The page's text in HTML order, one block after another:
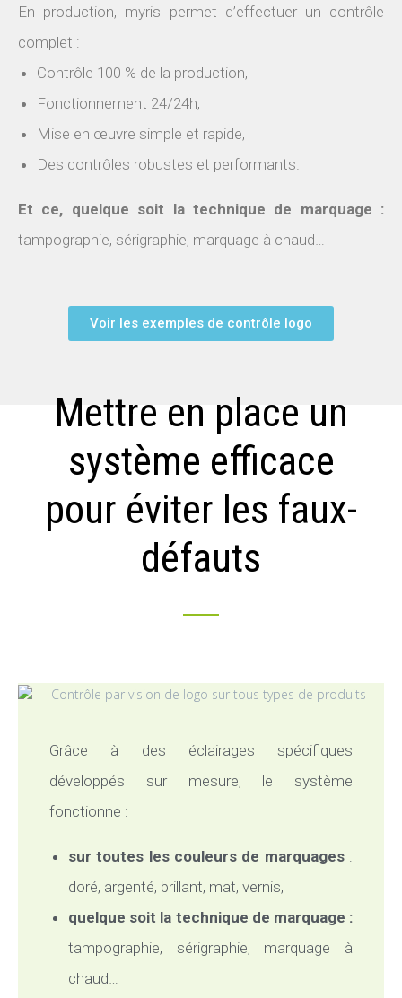
En production, myris permet d’effectuer un contrôle
complet :
Contrôle 100 % de la production,
Fonctionnement 24/24h,
Mise en œuvre simple et rapide,
Des contrôles robustes et performants.
Et ce, quelque soit la technique de marquage :
tampographie, sérigraphie, marquage à chaud…
Voir les exemples de contrôle logo
Mettre en place un
système efficace
pour éviter les faux-
défauts
Grâce à des éclairages spécifiques
développés sur mesure, le système
fonctionne :
sur toutes les couleurs de marquages:
doré, argenté, brillant, mat, vernis,
quelque soit la technique de marquage :
tampographie, sérigraphie, marquage à
chaud…